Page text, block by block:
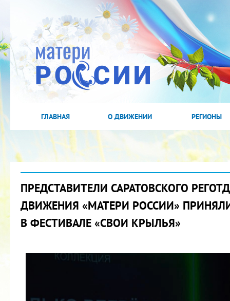
ГЛАВНАЯ О ДВИЖЕНИИ РЕГИОНЫ
ПРЕДСТАВИТЕЛИ САРАТОВСКОГО
ДВИЖЕНИЯ «МАТЕРИ РОССИИ»
В ФЕСТИВАЛЕ «СВОИ КРЫЛЬЯ»